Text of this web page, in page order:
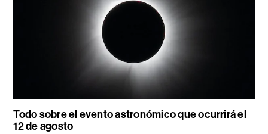
Todo sobre el evento astronómico que ocurrirá el
12 de agosto